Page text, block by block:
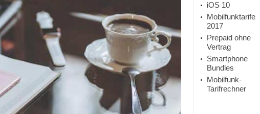
iOS 10
Mobilfunktarife
2017
Prepaid ohne
Vertrag
Smartphone
Bundles
Mobilfunk-
Tarifrechner